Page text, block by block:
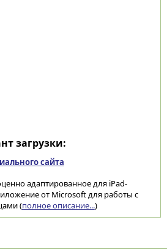
загрузки:
сайта
адаптированное для iPad-
от Microsoft для работы с
(полное описание...)